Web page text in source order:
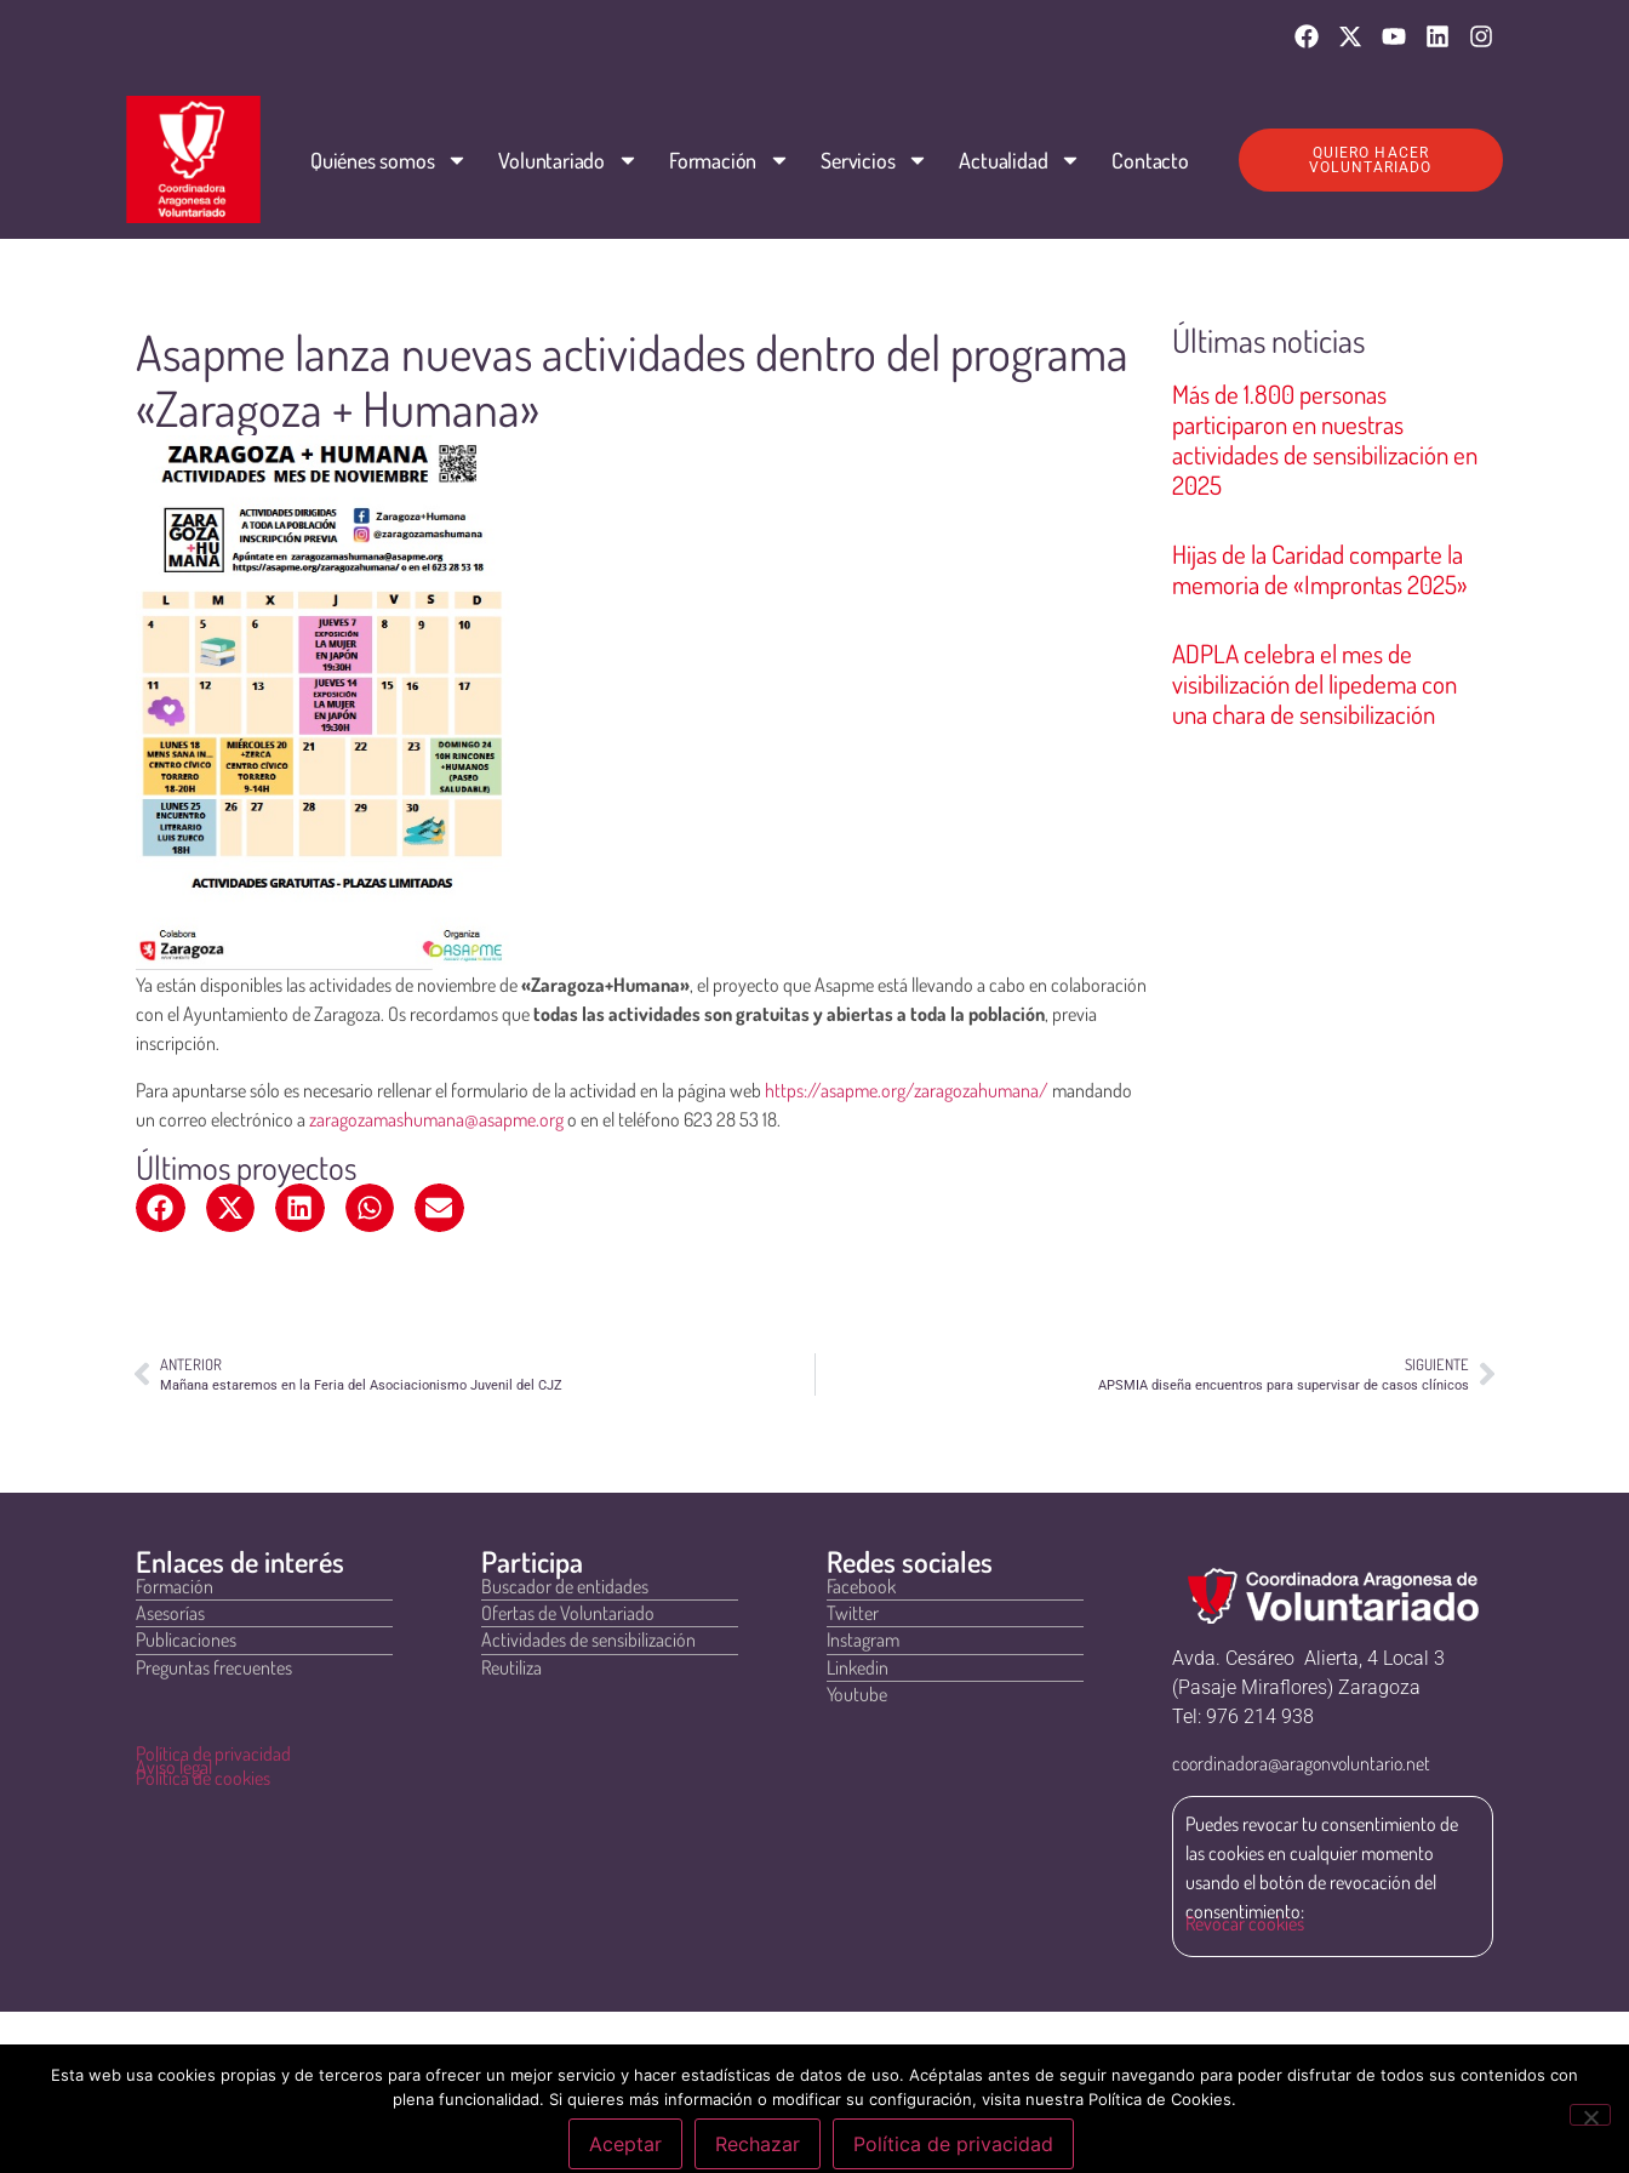
Quiénes somos Voluntariado Formación Servicios Actualidad Contacto
QUIERO HACER
VOLUNTARIADO
Asapme lanza nuevas actividades dentro del programa
«Zaragoza + Humana»
Ya están disponibles las actividades de noviembre de«Zaragoza+Humana», el proyecto que Asapme está llevando a cabo en colaboración
con el Ayuntamiento de Zaragoza. Os recordamos quetodas las actividades son gratuitas y abiertas a toda la población, previa
inscripción.
Para apuntarse sólo es necesario rellenar el formulario de la actividad en la página web https://asapme.org/zaragozahumana/ mandando
un correo electrónico a zaragozamashumana@asapme.orgo en el teléfono 623 28 53 18.
Últimos proyectos
Últimas noticias
Más de 1.800 personas
participaron en nuestras
actividades de sensibilización en
2025
Hijas de la Caridad comparte la
memoria de «Improntas 2025»
ADPLA celebra el mes de
visibilización del lipedema con
una chara de sensibilización
ANTERIOR
Mañana estaremos en la Feria del Asociacionismo Juvenil del CJZ
SIGUIENTE
APSMIA diseña encuentros para supervisar de casos clínicos
Enlaces de interés
Formación
Asesorías
Publicaciones
Preguntas frecuentes
Política de privacidad
Aviso legal
Política de cookies
Participa
Buscador de entidades
Ofertas de Voluntariado
Actividades de sensibilización
Reutiliza
Redes sociales
Facebook
Twitter
Instagram
Linkedin
Youtube
Avda. Cesáreo Alierta, 4 Local 3
(Pasaje Miraflores) Zaragoza
Tel: 976 214 938
coordinadora@aragonvoluntario.net
Puedes revocar tu consentimiento de
las cookies en cualquier momento
usando el botón de revocación del
consentimiento:
Revocar cookies
Esta web usa cookies propias y de terceros para ofrecer un mejor servicio y hacer estadísticas de datos de uso. Acéptalas antes de seguir navegando para poder disfrutar de todos sus contenidos con
plena funcionalidad. Si quieres más información o modificar su configuración, visita nuestra Política de Cookies.
Aceptar Rechazar Política de privacidad